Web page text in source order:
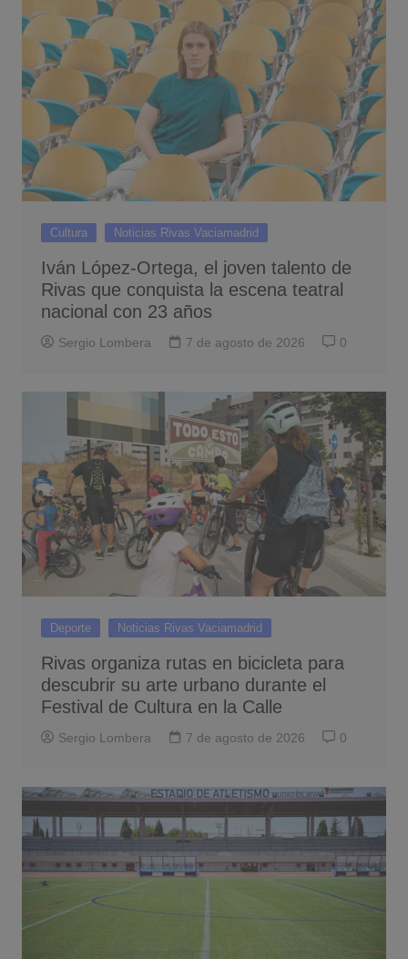
Cultura Noticias Rivas Vaciamadrid
Iván López-Ortega, el joven talento de
Rivas que conquista la escena teatral
nacional con 23 años
Sergio Lombera 7 de agosto de 2026 0
Deporte Noticias Rivas Vaciamadrid
Rivas organiza rutas en bicicleta para
descubrir su arte urbano durante el
Festival de Cultura en la Calle
Sergio Lombera 7 de agosto de 2026 0